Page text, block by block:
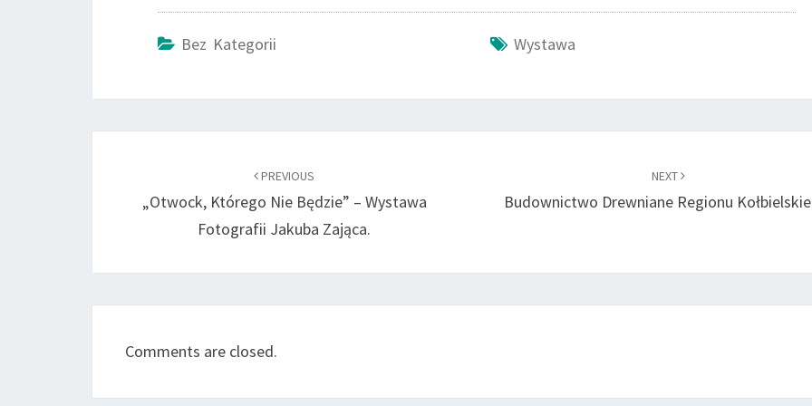
Bez Kategorii Wystawa
PREVIOUS
„Otwock, Którego Nie Będzie” – Wystawa
Fotografii Jakuba Zająca.
NEXT
Budownictwo Drewniane Regionu
Comments are closed.